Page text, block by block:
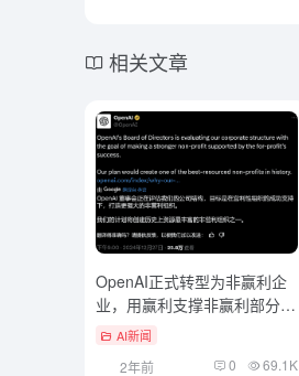
相关文章
OpenAI正式转型为非赢利企
业，用赢利支撑非赢利部分，
两者相对独立
AI新闻
2年前 0 69.1K